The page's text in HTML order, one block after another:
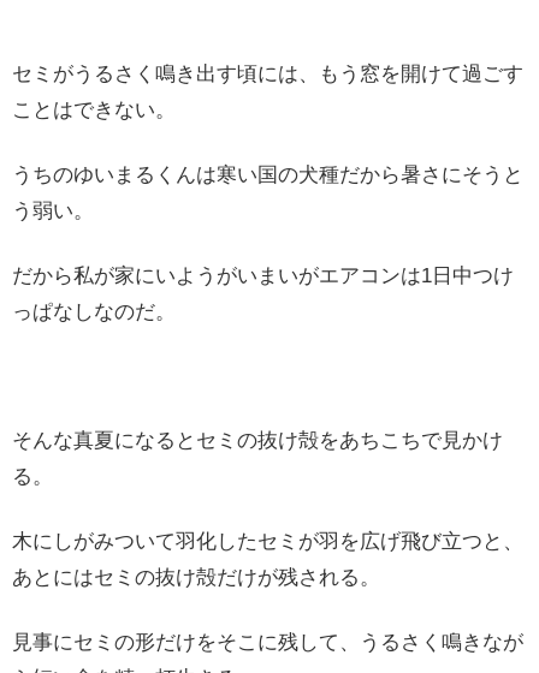
セミがうるさく鳴き出す頃には、もう窓を開けて過ごす
ことはできない。
うちのゆいまるくんは寒い国の犬種だから暑さにそうと
う弱い。
だから私が家にいようがいまいがエアコンは1日中つけ
っぱなしなのだ。
そんな真夏になるとセミの抜け殻をあちこちで見かけ
る。
木にしがみついて羽化したセミが羽を広げ飛び立つと、
あとにはセミの抜け殻だけが残される。
見事にセミの形だけをそこに残して、うるさく鳴きなが